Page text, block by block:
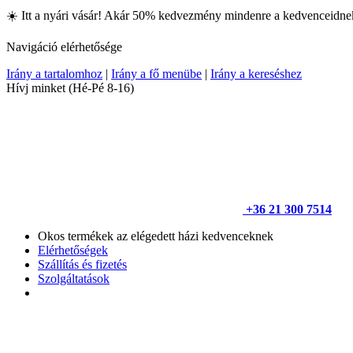
☀️ Itt a nyári vásár! Akár 50% kedvezmény mindenre a
Navigáció elérhetősége
Irány a tartalomhoz | Irány a fő menübe | Irány a kereséshez
Hívj minket (Hé-Pé 8-16)
+36 21 300 7514
Okos termékek az elégedett házi kedvenceknek
Elérhetőségek
Szállítás és fizetés
Szolgáltatások